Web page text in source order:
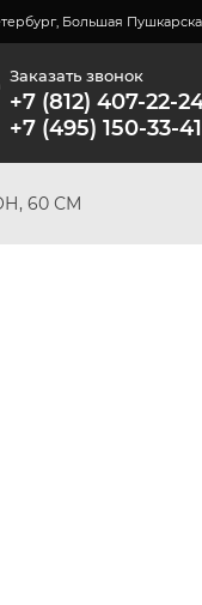
Большая
Заказать звонок
+7 (812) 407-22-
+7 (495) 150-33-41
60 СМ